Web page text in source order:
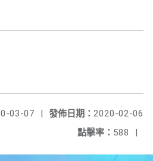
發佈日期： 2020-02-06
03-07
|
點擊率： 588 |